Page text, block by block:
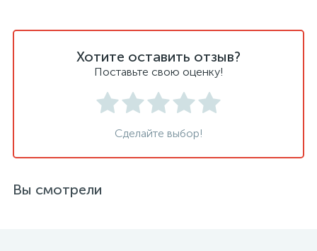
Хотите оставить отзыв?
Поставьте свою оценку!
Сделайте выбор!
Вы смотрели